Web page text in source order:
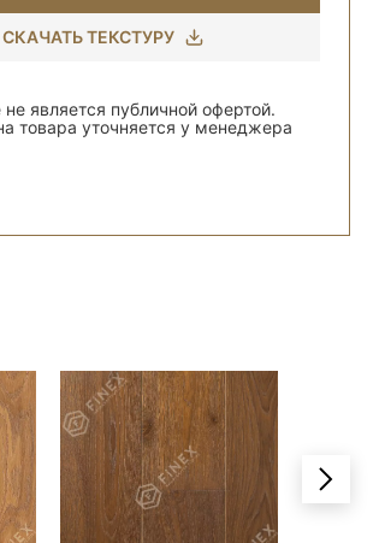
СКАЧАТЬ ТЕКСТУРУ
является публичной офертой.
товара уточняется у менеджера